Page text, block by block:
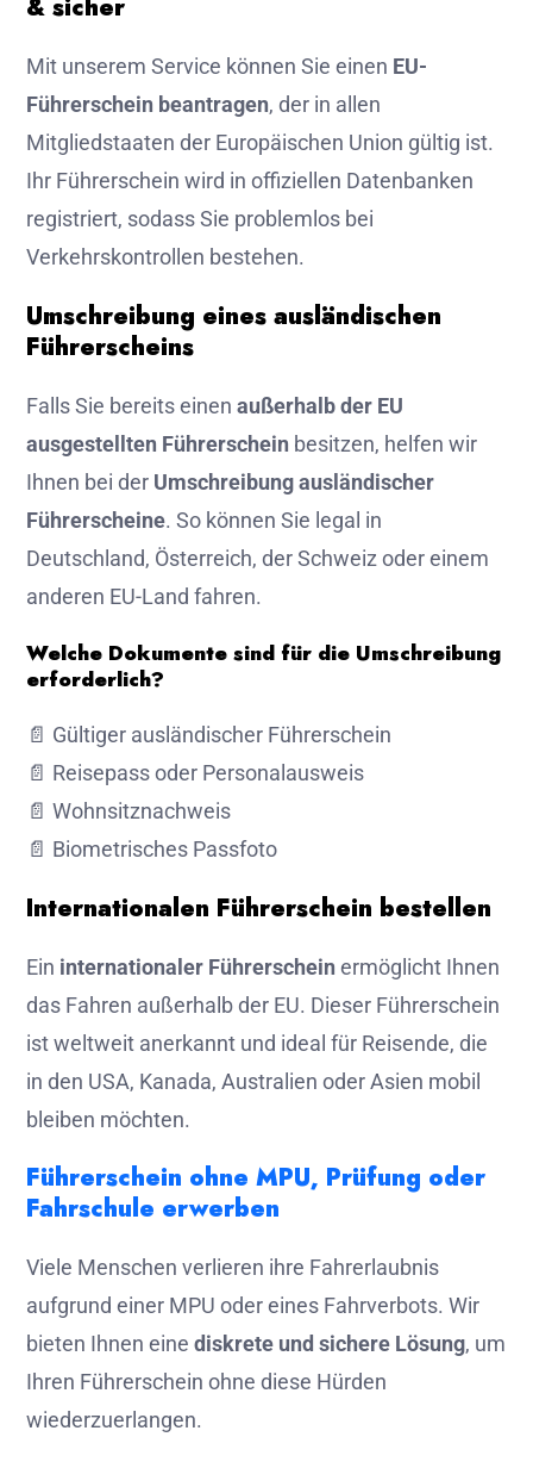
& sicher
Mit unserem Service können Sie einen EU-
Führerschein beantragen, der in allen
Mitgliedstaaten der Europäischen Union gültig ist.
Ihr Führerschein wird in offiziellen Datenbanken
registriert, sodass Sie problemlos bei
Verkehrskontrollen bestehen.
Umschreibung eines ausländischen
Führerscheins
Falls Sie bereits einen außerhalb der EU
ausgestellten Führerschein besitzen, helfen wir
Ihnen bei der Umschreibung ausländischer
Führerscheine. So können Sie legal in
Deutschland, Österreich, der Schweiz oder einem
anderen EU-Land fahren.
Welche Dokumente sind für die Umschreibung
erforderlich?
📄 Gültiger ausländischer Führerschein
📄 Reisepass oder Personalausweis
📄 Wohnsitznachweis
📄 Biometrisches Passfoto
Internationalen Führerschein bestellen
Ein internationaler Führerschein ermöglicht Ihnen
das Fahren außerhalb der EU. Dieser Führerschein
ist weltweit anerkannt und ideal für Reisende, die
in den USA, Kanada, Australien oder Asien mobil
bleiben möchten.
Führerschein ohne MPU, Prüfung oder
Fahrschule erwerben
Viele Menschen verlieren ihre Fahrerlaubnis
aufgrund einer MPU oder eines Fahrverbots. Wir
bieten Ihnen eine diskrete und sichere Lösung, um
Ihren Führerschein ohne diese Hürden
wiederzuerlangen.